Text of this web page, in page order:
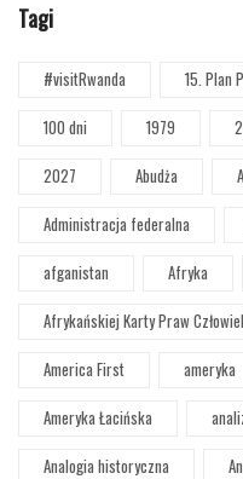
Tagi
#visitRwanda 15. Plan
100 dni
1979
2027
Abudża
Administracja federalna
afganistan
Afryka
Afrykańskiej Karty Praw
America First
ameryka
Ameryka Łacińska
Analogia historyczna